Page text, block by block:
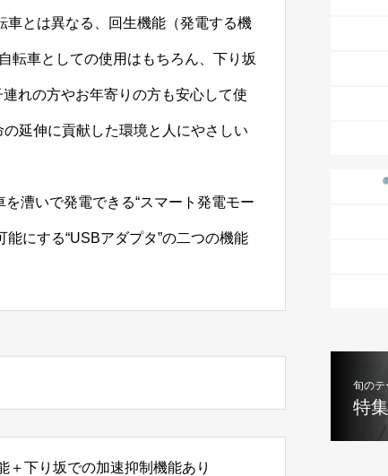
とは異なる、回生機能（発電する機
転車としての使用はもちろん、下り坂
れの方やお年寄りの方も安心して使
延伸に貢献した環境と人にやさしい
漕いで発電できる“スマート発電モー
にする“USBアダプタ”の二つの機能
＋下り坂での加速抑制機能あり
旬のテ
特